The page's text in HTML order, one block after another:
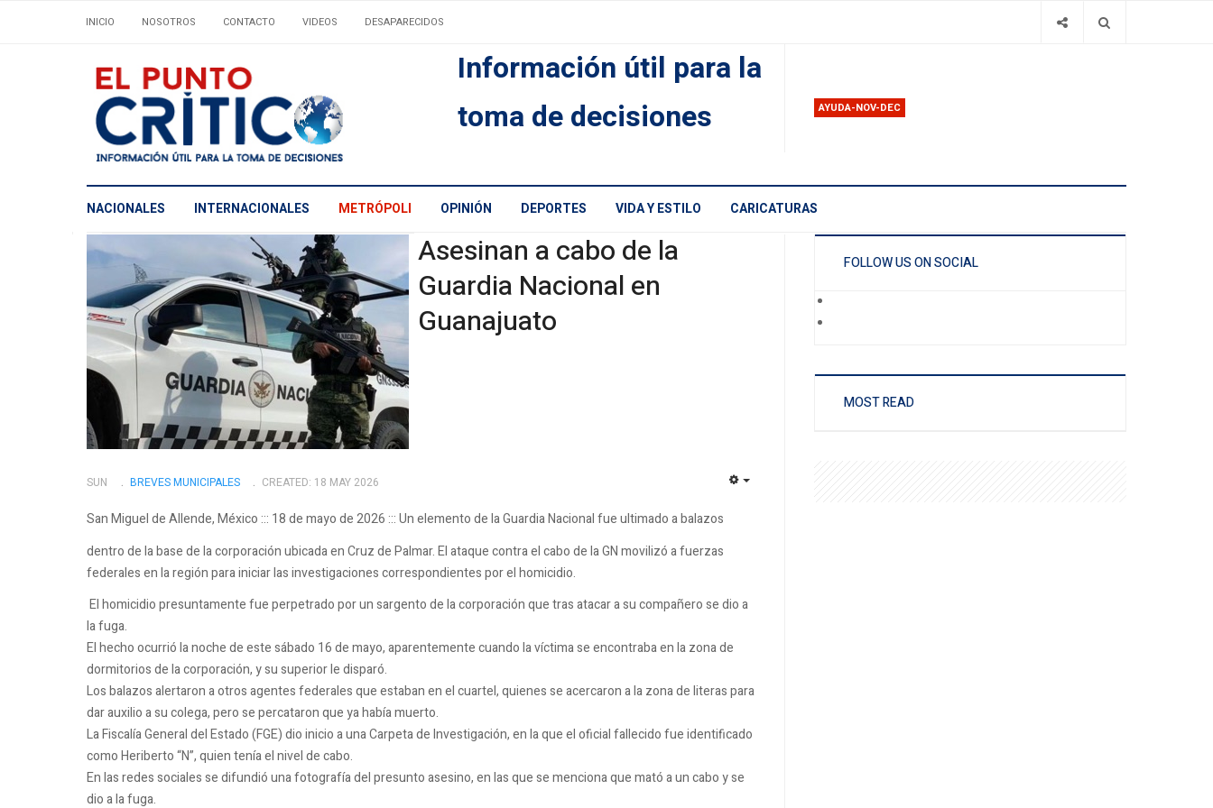
INICIO NOSOTROS CONTACTO VIDEOS DESAPARECIDOS
Información útil para la
toma de decisiones
AYUDA-NOV-DEC
NACIONALES INTERNACIONALES METRÓPOLI OPINIÓN DEPORTES VIDA Y ESTILO CARICATURAS
Asesinan a cabo de la
Guardia Nacional en
Guanajuato
SUN BREVES MUNICIPALES CREATED: 18 MAY 2026
San Miguel de Allende, México ::: 18 de mayo de 2026 ::: Un elemento de la Guardia Nacional fue ultimado a balazos
dentro de la base de la corporación ubicada en Cruz de Palmar. El ataque contra el cabo de la GN movilizó a fuerzas
federales en la región para iniciar las investigaciones correspondientes por el homicidio.
El homicidio presuntamente fue perpetrado por un sargento de la corporación que tras atacar a su compañero se dio a
la fuga.
El hecho ocurrió la noche de este sábado 16 de mayo, aparentemente cuando la víctima se encontraba en la zona de
dormitorios de la corporación, y su superior le disparó.
Los balazos alertaron a otros agentes federales que estaban en el cuartel, quienes se acercaron a la zona de literas para
dar auxilio a su colega, pero se percataron que ya había muerto.
La Fiscalía General del Estado (FGE) dio inicio a una Carpeta de Investigación, en la que el oficial fallecido fue identificado
como Heriberto “N”, quien tenía el nivel de cabo.
En las redes sociales se difundió una fotografía del presunto asesino, en las que se menciona que mató a un cabo y se
dio a la fuga.
FOLLOW US ON SOCIAL
MOST READ